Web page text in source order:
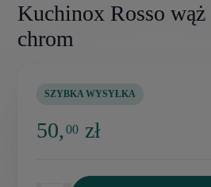
Kuchinox Rosso
chrom
SZYBKA WYSYŁKA
50,00 zł